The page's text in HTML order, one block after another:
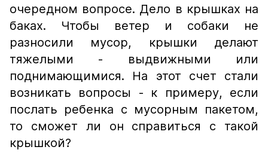
очередном вопросе. Дело в крышках на
баках. Чтобы ветер и собаки не
разносили мусор, крышки делают
тяжелыми - выдвижными или
поднимающимися. На этот счет стали
возникать вопросы - к примеру, если
послать ребенка с мусорным пакетом,
то сможет ли он справиться с такой
крышкой?